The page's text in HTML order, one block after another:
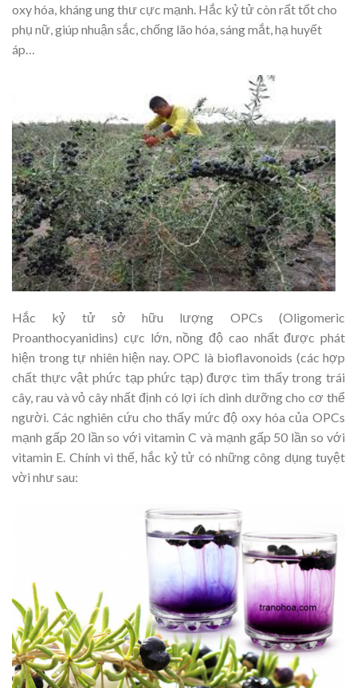
oxy hóa, kháng ung thư cực mạnh. Hắc kỷ tử còn rất tốt cho
phụ nữ, giúp nhuận sắc, chống lão hóa, sáng mắt, hạ huyết
áp…
Hắc kỷ tử sở hữu lượng OPCs (Oligomeric
Proanthocyanidins) cực lớn, nồng độ cao nhất được phát
hiện trong tự nhiên hiện nay. OPC là bioflavonoids (các hợp
chất thực vật phức tạp phức tạp) được tìm thấy trong trái
cây, rau và vỏ cây nhất định có lợi ích dinh dưỡng cho cơ thể
người. Các nghiên cứu cho thấy mức độ oxy hóa của OPCs
mạnh gấp 20 lần so với vitamin C và mạnh gấp 50 lần so với
vitamin E. Chính vì thế, hắc kỷ tử có những công dụng tuyệt
vời như sau: